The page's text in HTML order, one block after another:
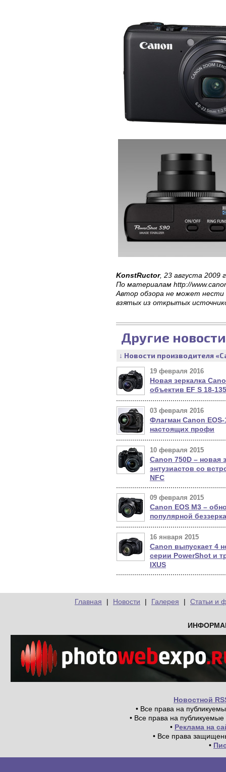
KonstRuctor, 23 августа 2009
По материалам http://
Автор обзора не может нести
взятых из открытых
Другие
↓ Новости производителя
19 февраля 2016
Новая зеркалка
объектив EF S 18-
03 февраля 2016
Флагман Canon
настоящих профи
10 февраля 2015
Canon 750D – новая
энтузиастов со
NFC
09 февраля 2015
Canon EOS M3 –
популярной
16 января 2015
Canon выпускает 4
серии PowerShot и
IXUS
Главная | Новости | Галерея | Статьи и
Новостной
• Все права на
• Все права на
• Реклама на
• Все права
•